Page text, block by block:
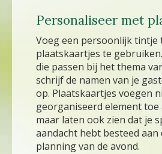
Personaliseer met
Voeg een persoonlijk tintje
plaatskaartjes te
die passen bij het thema
schrijf de namen van je
op. Plaatskaartjes voegen
georganiseerd element toe
maar laten ook zien dat je
aandacht hebt besteed
planning van de avond.